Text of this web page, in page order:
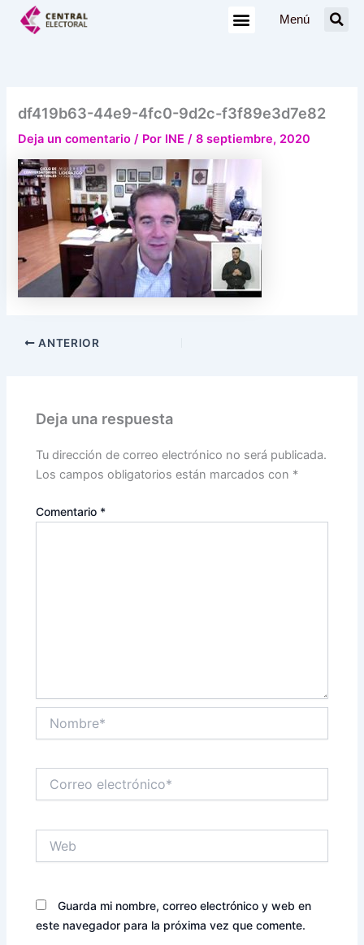
Menú
df419b63-44e9-4fc0-9d2c-f3f89e3d7e82
Deja un comentario / Por INE/8 septiembre, 2020
ANTERIOR
Deja una respuesta
Tu dirección de correo electrónico no será publicada.
Los campos obligatorios están marcados con *
Comentario *
electrónico*
Guarda mi nombre, correo electrónico y web en
este navegador para la próxima vez que comente.